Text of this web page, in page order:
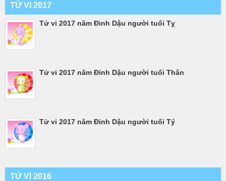
TỬ VI 2017
Tử vi 2017 năm Đinh Dậu người tuổi Tỵ
Tử vi 2017 năm Đinh Dậu người tuổi Thân
Tử vi 2017 năm Đinh Dậu người tuổi Tý
TỬ VI 2016